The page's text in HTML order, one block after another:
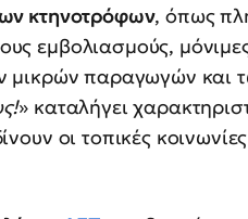
κτηνοτρόφων, όπως
εμβολιασμούς,
μικρών παραγωγών και
» καταλήγει
οι τοπικές